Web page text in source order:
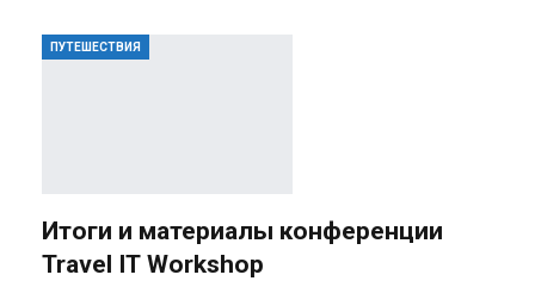
ПУТЕШЕСТВИЯ
Итоги и материалы конференции
Travel IT Workshop